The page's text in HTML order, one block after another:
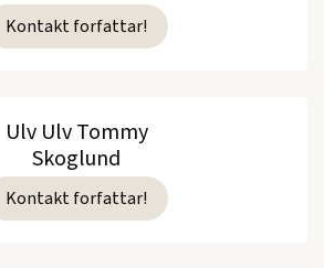
Kontakt forfattar!
Ulv Ulv Tommy
Skoglund
Kontakt forfattar!